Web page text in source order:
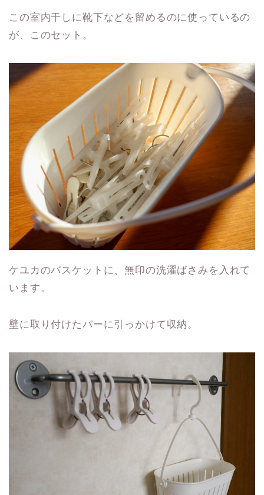
この室内干しに靴下などを留めるのに使っているの
が、このセット。
ケユカのバスケットに、無印の洗濯ばさみを入れて
います。
壁に取り付けたバーに引っかけて収納。